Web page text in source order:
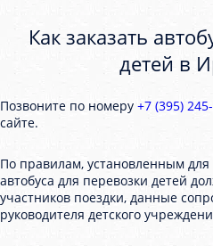
Как заказать
детей в
Позвоните по номеру +7 (395)
сайте.
По правилам, установленным для
автобуса для перевозки детей
участников поездки, данные
руководителя детского